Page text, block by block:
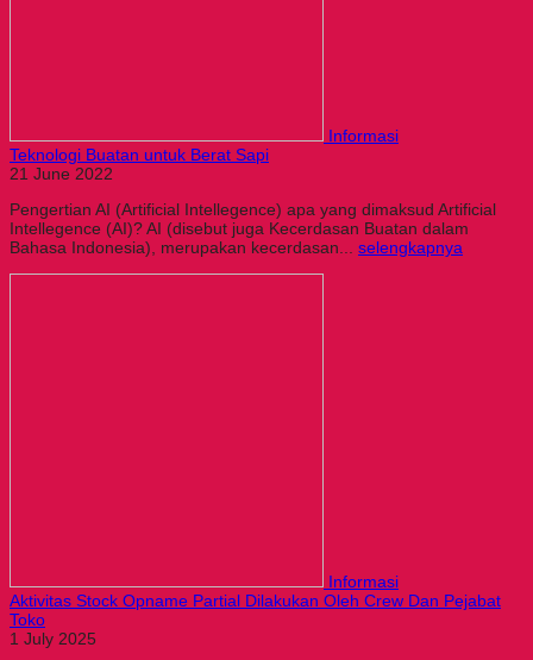
Informasi
Teknologi Buatan untuk Berat Sapi
21 June 2022
Pengertian AI (Artificial Intellegence) apa yang dimaksud Artificial
Intellegence (AI)? AI (disebut juga Kecerdasan Buatan dalam
Bahasa Indonesia), merupakan kecerdasan... selengkapnya
Informasi
Aktivitas Stock Opname Partial Dilakukan Oleh Crew Dan Pejabat
Toko
1 July 2025